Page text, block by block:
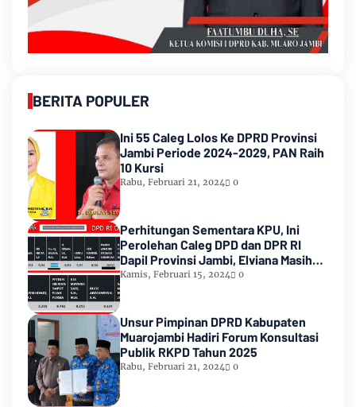
BERITA POPULER
Ini 55 Caleg Lolos Ke DPRD Provinsi
Jambi Periode 2024-2029, PAN Raih
10 Kursi
Rabu, Februari 21, 2024 0
Perhitungan Sementara KPU, Ini
Perolehan Caleg DPD dan DPR RI
Dapil Provinsi Jambi, Elviana Masih
Urutan Kedua Teratas
Kamis, Februari 15, 2024 0
Unsur Pimpinan DPRD Kabupaten
Muarojambi Hadiri Forum Konsultasi
Publik RKPD Tahun 2025
Rabu, Februari 21, 2024 0